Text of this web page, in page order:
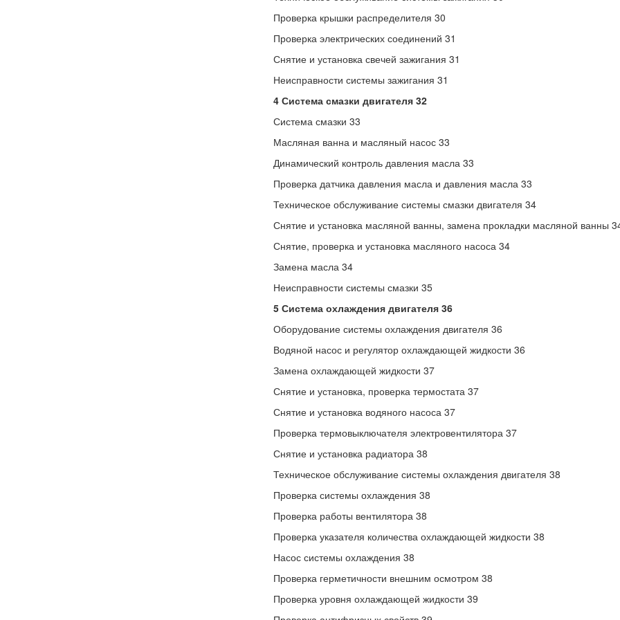
Проверка крышки распределителя 30
Проверка электрических соединений 31
Снятие и установка свечей зажигания 31
Неисправности системы зажигания 31
4 Система смазки двигателя 32
Система смазки 33
Масляная ванна и масляный насос 33
Динамический контроль давления масла 33
Проверка датчика давления масла и давления масла 33
Техническое обслуживание системы смазки двигателя 34
Снятие и установка масляной ванны, замена прокладки масляной ванны
Снятие, проверка и установка масляного насоса 34
Замена масла 34
Неисправности системы смазки 35
5 Система охлаждения двигателя 36
Оборудование системы охлаждения двигателя 36
Водяной насос и регулятор охлаждающей жидкости 36
Замена охлаждающей жидкости 37
Снятие и установка, проверка термостата 37
Снятие и установка водяного насоса 37
Проверка термовыключателя электровентилятора 37
Снятие и установка радиатора 38
Техническое обслуживание системы охлаждения двигателя 38
Проверка системы охлаждения 38
Проверка работы вентилятора 38
Проверка указателя количества охлаждающей жидкости 38
Насос системы охлаждения 38
Проверка герметичности внешним осмотром 38
Проверка уровня охлаждающей жидкости 39